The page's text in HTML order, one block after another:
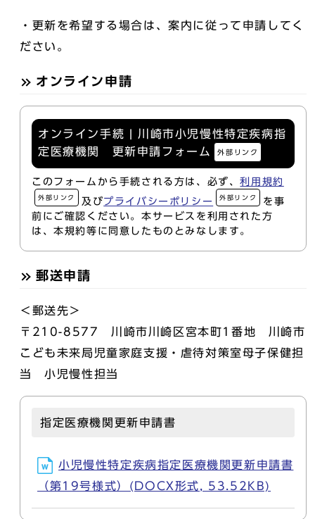
・更新を希望する場合は、案内に従って申請してく
ださい。
オンライン申請
オンライン手続 | 川崎市小児慢性特定疾病指
定医療機関 更新申請フォーム
外部リンク
このフォームから手続される方は、必ず、利用規約
外部リンク 及びプライバシーポリシー 外部リンク
を事
前にご確認ください。本サービスを利用された方
は、本規約等に同意したものとみなします。
郵送申請
＜郵送先＞
〒210-8577 川崎市川崎区宮本町1番地 川崎市
こども未来局児童家庭支援・虐待対策室母子保健担
当 小児慢性担当
指定医療機関更新申請書
小児慢性特定疾病指定医療機関更新申請書
（第19号様式）(DOCX形式, 53.52KB)